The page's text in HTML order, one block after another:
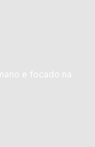
e focado na